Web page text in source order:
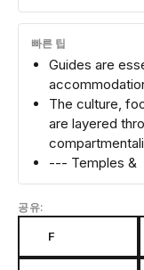
빠른 팁
Guides are
The culture,
are layered
--- Temples &
공유:
F